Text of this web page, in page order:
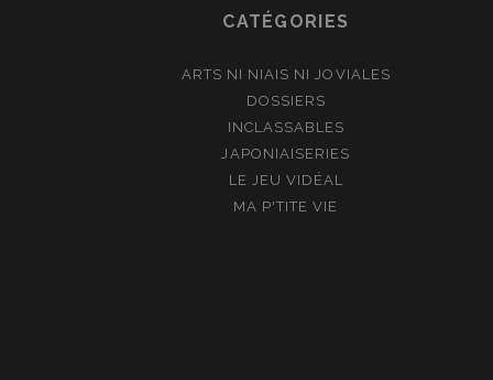
CATÉGORIES
ARTS NI NIAIS NI JOVIALES
DOSSIERS
INCLASSABLES
JAPONIAISERIES
LE JEU VIDÉAL
MA P'TITE VIE